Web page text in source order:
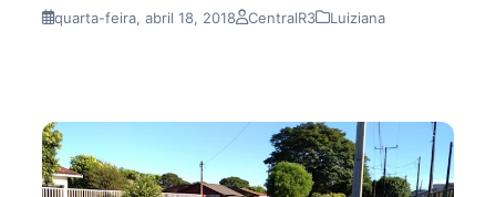
quarta-feira, abril 18, 2018 CentralR3 Luiziana